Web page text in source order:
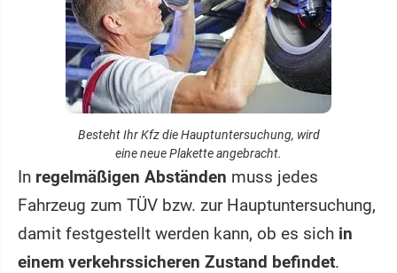
Besteht Ihr Kfz die Hauptuntersuchung, wird
eine neue Plakette angebracht.
In regelmäßigen Abständen muss jedes
Fahrzeug zum TÜV bzw. zur Hauptuntersuchung,
damit festgestellt werden kann, ob es sich in
einem verkehrssicheren Zustand befindet.